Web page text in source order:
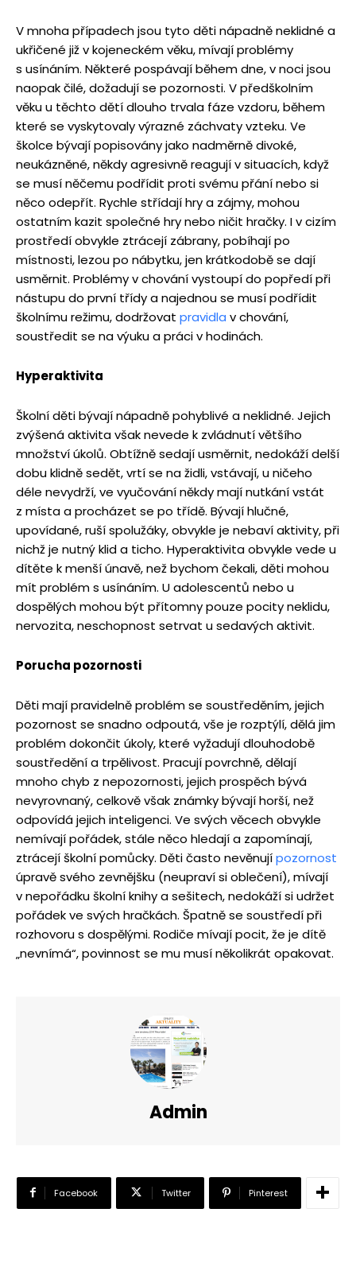
V mnoha případech jsou tyto děti nápadně neklidné a
ukřičené již v kojeneckém věku, mívají problémy
s usínáním. Některé pospávají během dne, v noci jsou
naopak čilé, dožadují se pozornosti. V předškolním
věku u těchto dětí dlouho trvala fáze vzdoru, během
které se vyskytovaly výrazné záchvaty vzteku. Ve
školce bývají popisovány jako nadměrně divoké,
neukázněné, někdy agresivně reagují v situacích, když
se musí něčemu podřídit proti svému přání nebo si
něco odepřít. Rychle střídají hry a zájmy, mohou
ostatním kazit společné hry nebo ničit hračky. I v cizím
prostředí obvykle ztrácejí zábrany, pobíhají po
místnosti, lezou po nábytku, jen krátkodobě se dají
usměrnit. Problémy v chování vystoupí do popředí při
nástupu do první třídy a najednou se musí podřídit
školnímu režimu, dodržovat pravidla v chování,
soustředit se na výuku a práci v hodinách.
Hyperaktivita
Školní děti bývají nápadně pohyblivé a neklidné. Jejich
zvýšená aktivita však nevede k zvládnutí většího
množství úkolů. Obtížně sedají usměrnit, nedokáží delší
dobu klidně sedět, vrtí se na židli, vstávají, u ničeho
déle nevydrží, ve vyučování někdy mají nutkání vstát
z místa a procházet se po třídě. Bývají hlučné,
upovídané, ruší spolužáky, obvykle je nebaví aktivity, při
nichž je nutný klid a ticho. Hyperaktivita obvykle vede u
dítěte k menší únavě, než bychom čekali, děti mohou
mít problém s usínáním. U adolescentů nebo u
dospělých mohou být přítomny pouze pocity neklidu,
nervozita, neschopnost setrvat u sedavých aktivit.
Porucha pozornosti
Děti mají pravidelně problém se soustředěním, jejich
pozornost se snadno odpoutá, vše je rozptýlí, dělá jim
problém dokončit úkoly, které vyžadují dlouhodobě
soustředění a trpělivost. Pracují povrchně, dělají
mnoho chyb z nepozornosti, jejich prospěch bývá
nevyrovnaný, celkově však známky bývají horší, než
odpovídá jejich inteligenci. Ve svých věcech obvykle
nemívají pořádek, stále něco hledají a zapomínají,
ztrácejí školní pomůcky. Děti často nevěnujípozornost
úpravě svého zevnějšku (neupraví si oblečení), mívají
v nepořádku školní knihy a sešitech, nedokáží si udržet
pořádek ve svých hračkách. Špatně se soustředí při
rozhovoru s dospělými. Rodiče mívají pocit, že je dítě
„nevnímá“, povinnost se mu musí několikrát opakovat.
Admin
Facebook Twitter Pinterest